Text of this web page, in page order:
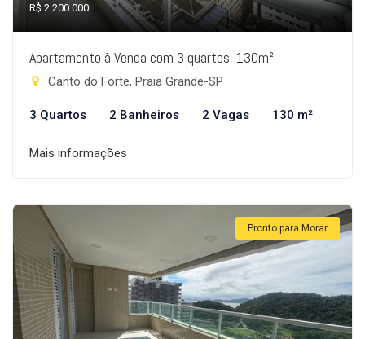
R$ 2.200.000
Apartamento à Venda com 3 quartos, 130m²
Canto do Forte, Praia Grande-SP
3 Quartos 2 Banheiros 2 Vagas 130 m²
Mais informações
Pronto para Morar